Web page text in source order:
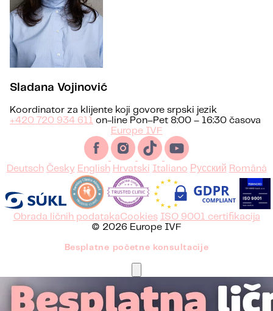
Sladana Vojinović
Koordinator za klijente koji govore srpski jezik
+420 720 934 611 on-line Pon–Pet 8:00 – 16:30 časova
Europe IVF
Deutsch Česky English Hrvatski Italiano Русский Română
Obrada ličnih podatakaCookies ISO 9001 certifikacija
© 2026 Europe IVF
Besplatne početne konsultacije